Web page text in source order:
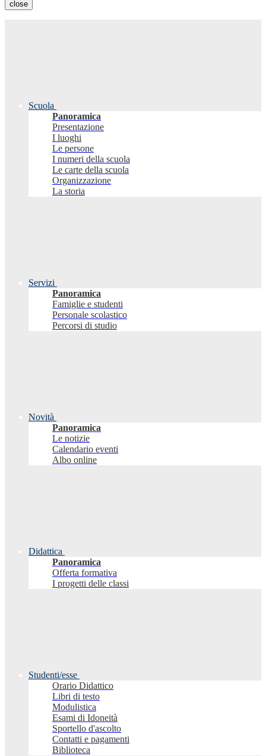
close
Scuola
Panoramica
Presentazione
I luoghi
Le persone
I numeri della scuola
Le carte della scuola
Organizzazione
La storia
Servizi
Panoramica
Famiglie e studenti
Personale scolastico
Percorsi di studio
Novità
Panoramica
Le notizie
Calendario eventi
Albo online
Didattica
Panoramica
Offerta formativa
I progetti delle classi
Studenti/esse
Orario Didattico
Libri di testo
Modulistica
Esami di Idoneità
Sportello d'ascolto
Contatti e pagamenti
Biblioteca